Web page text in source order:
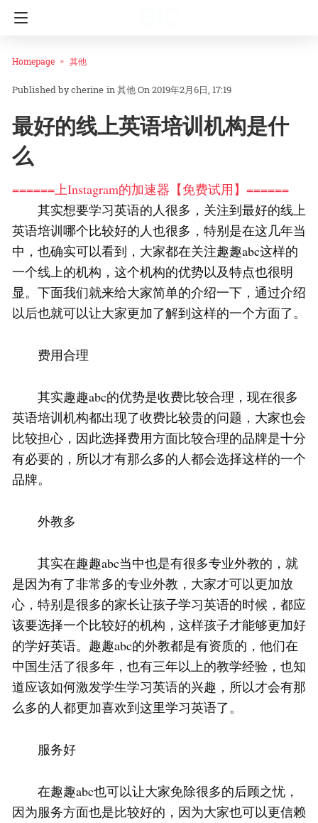
Homepage 其他
cherine in其他On 2019年2月6日, 17:19
最好的线上英语培训机构是什
么
======上Instagram的加速器【免费试用】======
其实想要学习英语的人很多，关注到最好的线上
英语培训哪个比较好的人也很多，特别是在这几年当
中，也确实可以看到，大家都在关注趣趣abc这样的
一个线上的机构，这个机构的优势以及特点也很明
显。下面我们就来给大家简单的介绍一下，通过介绍
以后也就可以让大家更加了解到这样的一个方面了。
费用合理
其实趣趣abc的优势是收费比较合理，现在很多
英语培训机构都出现了收费比较贵的问题，大家也会
比较担心，因此选择费用方面比较合理的品牌是十分
有必要的，所以才有那么多的人都会选择这样的一个
品牌。
外教多
其实在趣趣abc当中也是有很多专业外教的，就
是因为有了非常多的专业外教，大家才可以更加放
心，特别是很多的家长让孩子学习英语的时候，都应
该要选择一个比较好的机构，这样孩子才能够更加好
的学好英语。趣趣abc的外教都是有资质的，他们在
中国生活了很多年，也有三年以上的教学经验，也知
道应该如何激发学生学习英语的兴趣，所以才会有那
么多的人都更加喜欢到这里学习英语了。
服务好
在趣趣abc也可以让大家免除很多的后顾之忧，
因为服务方面也是比较好的，因为大家也可以更信赖